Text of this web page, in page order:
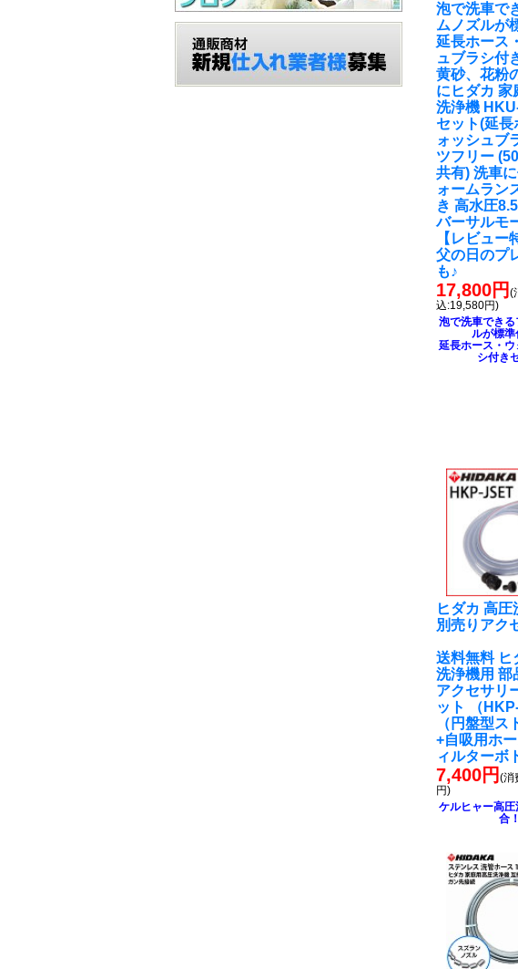
泡で洗車で
ムノズルが
延長ホース
ュブラシ付
黄砂、花粉
に ヒダカ 家
洗浄機
セット(延長
ォッシュブ
ツフリー
共有) 洗車
ォームラン
き 高水圧
バーサルモ
【レビュー
父の日のプ
も♪
17,800円(
込:19,580円)
泡で洗車でき
ルが標準
延長ホース・
シ付き
ヒダカ 高圧
別売りアク
送料無料 ヒ
洗浄機用 部
アクセサリ
ット （
（円盤型ス
+自吸用ホ
ィルターボ
7,400円(消
円)
ケルヒャー高
合！